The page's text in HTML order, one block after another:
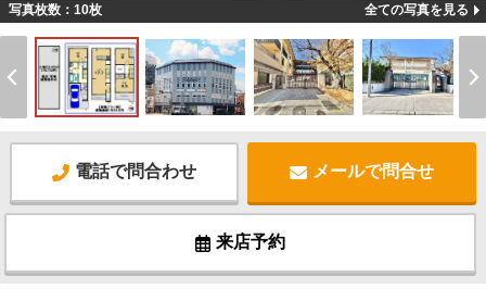
写真枚数：10枚 全ての写真を見る
電話で問合わせ メールで問合せ
来店予約